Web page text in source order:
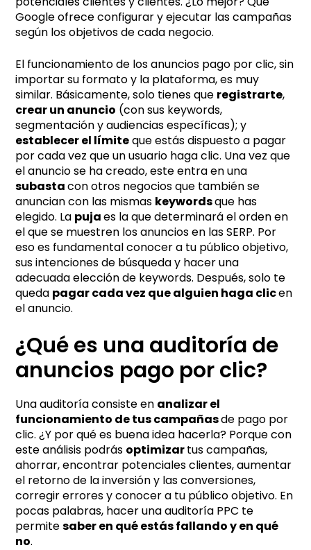
Google ofrece configurar y ejecutar las campañas
según los objetivos de cada negocio.
El funcionamiento de los anuncios pago por clic, sin
importar su formato y la plataforma, es muy
similar. Básicamente, solo tienes que registrarte,
crear un anuncio (con sus keywords,
segmentación y audiencias específicas); y
establecer el límiteque estás dispuesto a pagar
por cada vez que un usuario haga clic. Una vez que
el anuncio se ha creado, este entra en una
subastacon otros negocios que también se
anuncian con las mismas keywordsque has
elegido. La pujaes la que determinará el orden en
el que se muestren los anuncios en las SERP. Por
eso es fundamental conocer a tu público objetivo,
sus intenciones de búsqueda y hacer una
adecuada elección de keywords. Después, solo te
queda pagar cada vez que alguien haga clicen
el anuncio.
¿Qué es una auditoría de
anuncios pago por clic?
Una auditoría consiste en analizar el
funcionamiento de tus campañasde pago por
clic. ¿Y por qué es buena idea hacerla? Porque con
este análisis podrás optimizartus campañas,
ahorrar, encontrar potenciales clientes, aumentar
el retorno de la inversión y las conversiones,
corregir errores y conocer a tu público objetivo. En
pocas palabras, hacer una auditoría PPC te
permitesaber en qué estás fallando y en qué
no.